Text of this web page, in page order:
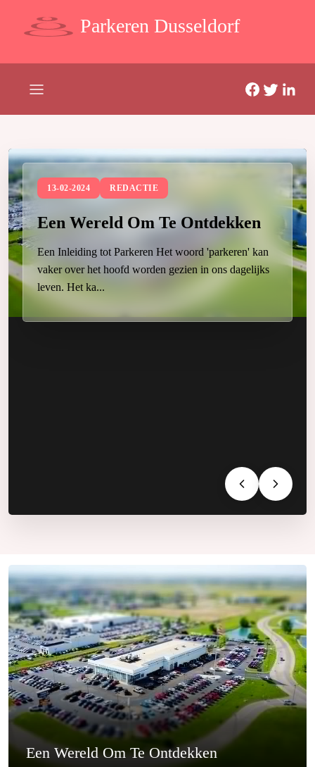
Parkeren Dusseldorf
13-02-2024 REDACTIE
Een Wereld Om Te Ontdekken
Een Inleiding tot Parkeren Het woord 'parkeren' kan
vaker over het hoofd worden gezien in ons dagelijks
leven. Het ka...
Een Wereld Om Te Ontdekken